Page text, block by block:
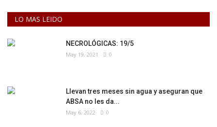
LO MAS LEIDO
NECROLÓGICAS: 19/5
May 19, 2021 0
Llevan tres meses sin agua y aseguran que
ABSA no les da...
May 6, 2022 0